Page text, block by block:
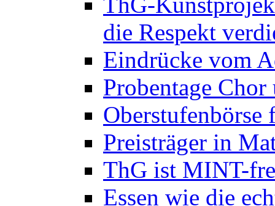
die Respekt
Eindrücke vom
Probentage
Preisträger in
ThG ist MINT-
Essen wie die